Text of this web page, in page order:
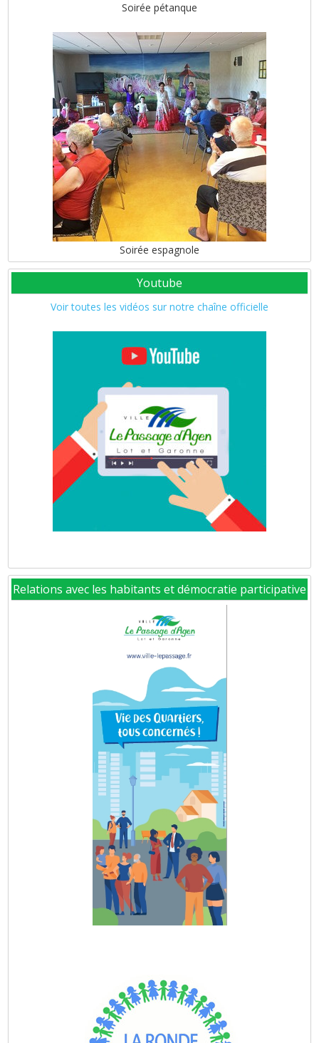
Soirée pétanque
Soirée espagnole
Youtube
Voir toutes les vidéos sur notre chaîne officielle
Relations avec les habitants et démocratie participative